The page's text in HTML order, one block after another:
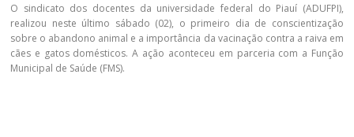
O sindicato dos docentes da universidade federal do Piauí (ADUFPI),
realizou neste último sábado (02), o primeiro dia de conscientização
sobre o abandono animal e a importância da vacinação contra a raiva em
cães e gatos domésticos. A ação aconteceu em parceria com a Função
Municipal de Saúde (FMS).